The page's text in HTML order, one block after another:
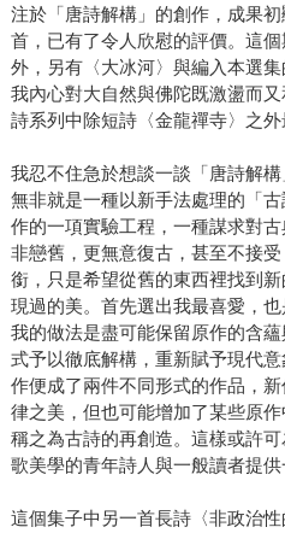
注於「唐詩解構」的創作，成果
首，已有了令人欣慰的評價。這個
外，另有〈大冰河〉與編入本選
我內心對大自然與佛陀既激盪而
詩系列中除短詩〈金龍禪寺〉之外
我忍不住急於想談一談「唐詩解
無非就是一種以新手法處理的「
作的一項實驗工程，一種謀求對
非戀舊，更無意復古，甚至不接
銜，只是希望從舊的東西裡找到
現過的美。首先選出我最喜愛，也
我的做法是盡可能保留原作的含
式予以徹底解構，重新賦予現代
作便成了兩件不同形式的作品，
律之美，但也可能增加了某些原
稱之為古詩的再創造。這樣或許
歌美學的青年詩人與一般讀者提供
這個集子中另一首長詩〈非政治